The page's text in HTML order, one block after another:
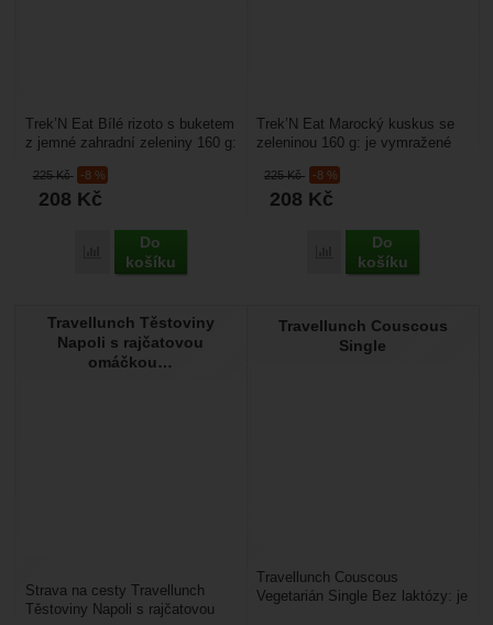
225Kč -8 %
208 Kč
Porovnat
Do
košíku
Trek’N Eat Bílé rizoto s buketem
z jemné zahradní zeleniny 160 g:
jídlo...
225Kč -8 %
208 Kč
Porovnat
Do
košíku
Trek’N Eat Marocký kuskus se
zeleninou 160 g: je vymražené
vhodné na cestování...
Travellunch Těstoviny
Napoli s rajčatovou
omáčkou…
Strava na cesty Travellunch
Těstoviny Napoli s rajčatovou
Travellunch Couscous
Single
Travellunch Couscous
Vegetarián Single Bez laktózy: je